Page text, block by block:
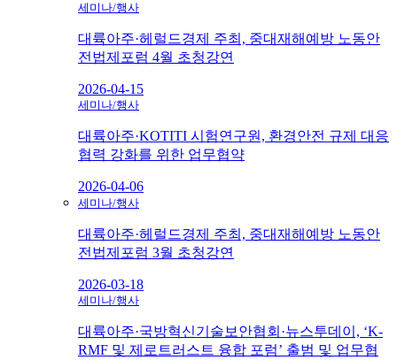
세미나/행사
대륙아주·헤럴드경제 주최, 중대재해예방 노동안
전법제포럼 4월 초청강연
2026-04-15
세미나/행사
대륙아주·KOTITI 시험연구원, 환경안전 규제 대응
협력 강화를 위한 업무협약
2026-04-06
세미나/행사
대륙아주·헤럴드경제 주최, 중대재해예방 노동안
전법제포럼 3월 초청강연
2026-03-18
세미나/행사
대륙아주·국방혁신기술보안협회·뉴스투데이, ‘K-
RMF 및 제로트러스트 융합 포럼’ 출범 및 업무협